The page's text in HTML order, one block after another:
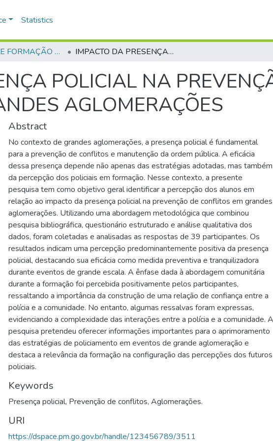
Statistics
CURSO DE FORMAÇÃO DE PRAÇAS - CFP - 2024 IMPACTO DA PRESENÇA POLICIAL NA PREVENÇÃO DE CONFLITOS EM GRANDES AGLOMERAÇÕES
POLICIAL NA
AGLOMERAÇÕES
Abstract
No contexto de grandes aglomerações, a presença policial é fundamental
para a prevenção de conflitos e manutenção da ordem pública. A eficácia
dessa presença depende não apenas das estratégias adotadas, mas também
da percepção dos policiais em formação. Nesse contexto, a presente
pesquisa tem como objetivo geral identificar a percepção dos alunos em
relação ao impacto da presença policial na prevenção de conflitos em grandes
aglomerações. Utilizando uma abordagem metodológica que combinou
pesquisa bibliográfica, questionário estruturado e análise qualitativa dos
dados, foram coletadas e analisadas as respostas de 39 participantes. Os
resultados indicam uma percepção predominantemente positiva da presença
policial, destacando sua eficácia como medida preventiva e tranquilizadora
durante eventos de grande escala. A ênfase dada à abordagem comunitária
durante a formação foi percebida positivamente pelos participantes,
ressaltando a importância da construção de uma relação de confiança entre a
polícia e a comunidade. No entanto, algumas ressalvas foram expressas,
evidenciando a complexidade das interações entre a polícia e a comunidade. A
pesquisa pretendeu oferecer informações importantes para o aprimoramento
das estratégias de policiamento em eventos de grande aglomeração e
destaca a relevância da formação na configuração das percepções dos futuros
policiais.
Keywords
Presença policial, Prevenção de conflitos, Aglomerações.
URI
https://dspace.pm.go.gov.br/handle/123456789/3511